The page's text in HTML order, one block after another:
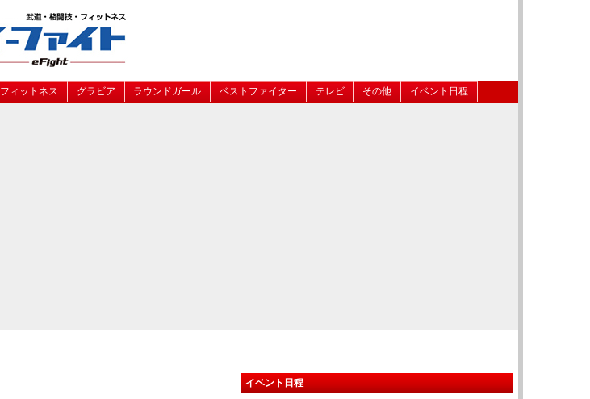
フィットネス グラビア ラウンドガール ベストファイター テレビ その他 イベント日程
イベント日程